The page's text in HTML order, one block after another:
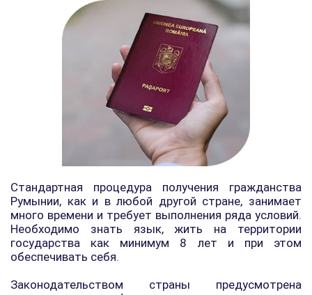
Стандартная процедура получения гражданства
Румынии, как и в любой другой стране, занимает
много времени и требует выполнения ряда условий.
Необходимо знать язык, жить на территории
государства как минимум 8 лет и при этом
обеспечивать себя.
Законодательством страны предусмотрена